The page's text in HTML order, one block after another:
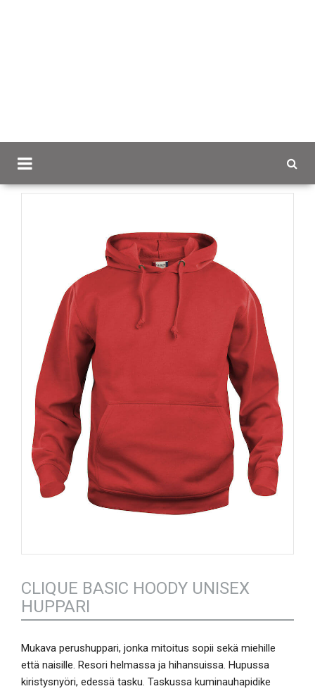
CLIQUE BASIC HOODY UNISEX
HUPPARI
Mukava perushuppari, jonka mitoitus sopii sekä miehille
että naisille. Resori helmassa ja hihansuissa. Hupussa
kiristysnyöri, edessä tasku. Taskussa kuminauhapidike